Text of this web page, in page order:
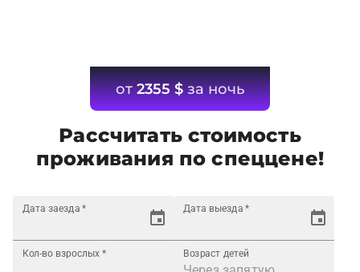
от2355 $за ночь
Рассчитать стоимость
проживания по спеццене!
Дата заезда * Дата выезда *
Кол-во взрослых * Возраст детей